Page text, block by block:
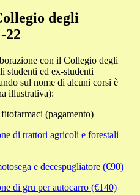
degli
22
con il Collegio degli
studenti ed ex-studenti
sul nome di alcuni corsi è
illustrativa):
(pagamento)
di trattori agricoli e forestali
e decespugliatore (€90)
di gru per autocarro (€140)